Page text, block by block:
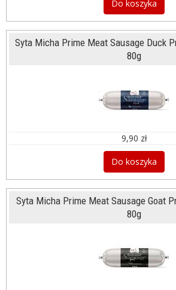
Do koszyka
Syta Micha Prime Meat Sausage Duck
80g
9,90 zł
Do koszyka
Syta Micha Prime Meat Sausage Goat
80g